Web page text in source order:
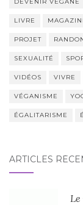
LIVRE
PROJET
SEXUALITÉ
VIDÉOS VIVRE
VÉGANISME
ÉGALITARISME
ARTICLES